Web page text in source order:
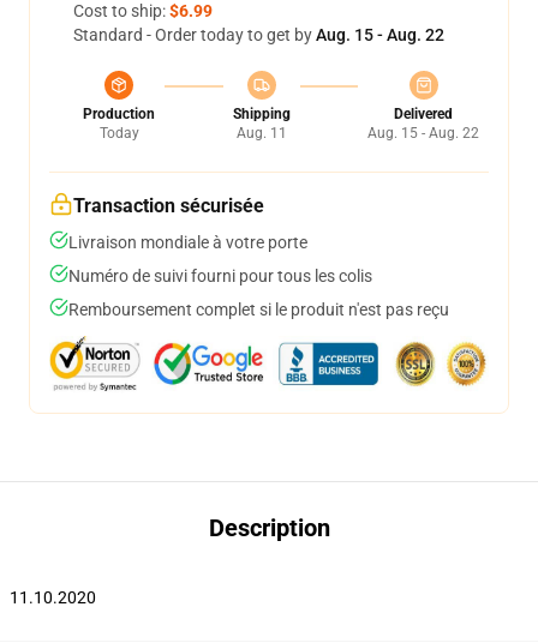
Cost to ship:$6.99
Standard - Order today to get byAug. 15 - Aug. 22
Production
Today
Shipping
Aug. 11
Delivered
Aug. 15 - Aug. 22
Transaction sécurisée
Livraison mondiale à votre porte
Numéro de suivi fourni pour tous les colis
Remboursement complet si le produit n'est pas reçu
Description
11.10.2020